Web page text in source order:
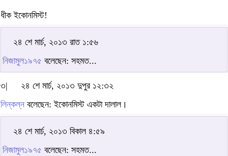
ধীক ইকোনমিস্ট!
২৪ শে মার্চ, ২০১৩ রাত ১:৫৬
নিজামুল১৯৭৫ বলেছেন: সহমত...
৩|
২৪ শে মার্চ, ২০১৩ দুপুর ১২:৩২
লিন্কল্ন বলেছেন: ইকোনমিস্ট একটা দালাল।
২৪ শে মার্চ, ২০১৩ বিকাল ৪:৫৯
নিজামুল১৯৭৫ বলেছেন: সহমত...